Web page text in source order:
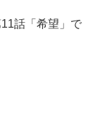
話「希望」で